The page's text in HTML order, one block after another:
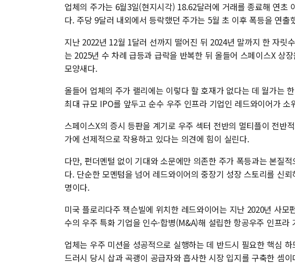
업체의 주가는 6월3일(현지시각) 18.62달러에 거래를 종료해 연초
다. 주당 9달러 내외에서 등락했던 주가는 5월 초 이후 폭등을 연출
지난 2022년 12월 1달러 선까지 떨어진 뒤 2024년 말까지 한 자릿
는 2025년 수 차례 급등과 급락을 반복한 뒤 올들어 스페이스X 상
모양새다.
올들어 업체의 주가 랠리에는 이렇다 할 호재가 없다는 데 월가는
최대 규모 IPO를 앞두고 순수 우주 인프라 기업인 레드와이어가
스페이스X의 증시 등판을 계기로 우주 섹터 전반의 멀티플이 전반
가에 선제적으로 작용하고 있다는 의견에 힘이 실린다.
다만, 펀더멘털 없이 기대와 소문에만 의존한 주가 폭등과는 본질
다. 단순한 모멘텀을 넘어 레드와이어의 중장기 성장 스토리를 신
명이다.
미국 플로리다주 잭슨빌에 위치한 레드와이어는 지난 2020년 사모
수의 우주 특화 기업을 인수·합병(M&A)해 설립한 항공우주 인프라
업체는 우주 미션을 성공적으로 실행하는 데 반드시 필요한 핵심
드러시 당시 삽과 곡괭이 공급자와 흡사한 시장 입지를 구축한 셈이